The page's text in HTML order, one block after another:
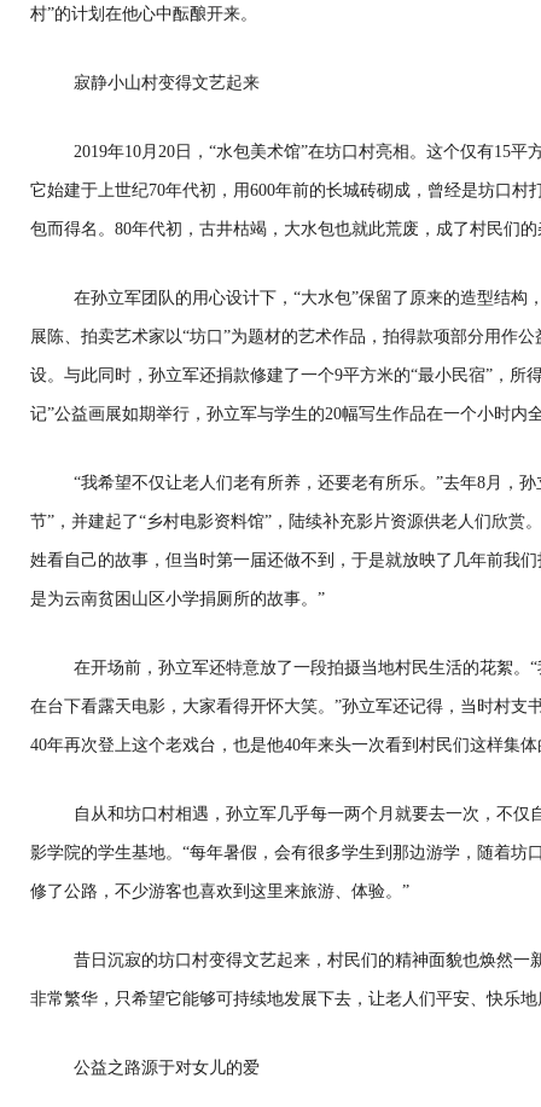
村”的计划在他心中酝酿开来。
寂静小山村变得文艺起来
2019年10月20日，“水包美术馆”在坊口村亮相。这个仅有15
它始建于上世纪70年代初，用600年前的长城砖砌成，曾经是坊口
包而得名。80年代初，古井枯竭，大水包也就此荒废，成了村民们
在孙立军团队的用心设计下，“大水包”保留了原来的造型结构
展陈、拍卖艺术家以“坊口”为题材的艺术作品，拍得款项部分用作
设。与此同时，孙立军还捐款修建了一个9平方米的“最小民宿”，所
记”公益画展如期举行，孙立军与学生的20幅写生作品在一个小时内
“我希望不仅让老人们老有所养，还要老有所乐。”去年8月，
节”，并建起了“乡村电影资料馆”，陆续补充影片资源供老人们欣赏
姓看自己的故事，但当时第一届还做不到，于是就放映了几年前我
是为云南贫困山区小学捐厕所的故事。”
在开场前，孙立军还特意放了一段拍摄当地村民生活的花絮。
在台下看露天电影，大家看得开怀大笑。”孙立军还记得，当时村支
40年再次登上这个老戏台，也是他40年来头一次看到村民们这样集体
自从和坊口村相遇，孙立军几乎每一两个月就要去一次，不
影学院的学生基地。“每年暑假，会有很多学生到那边游学，随着坊
修了公路，不少游客也喜欢到这里来旅游、体验。”
昔日沉寂的坊口村变得文艺起来，村民们的精神面貌也焕然一
非常繁华，只希望它能够可持续地发展下去，让老人们平安、快乐
公益之路源于对女儿的爱